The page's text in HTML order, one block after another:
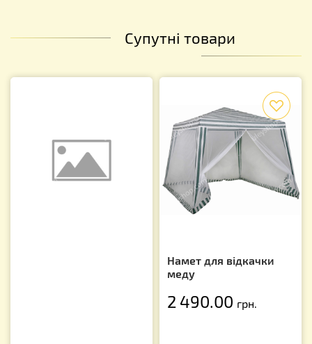
Супутні товари
Намет для відкачки
меду
2 490.00 грн.